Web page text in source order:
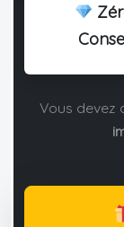
Vous devez